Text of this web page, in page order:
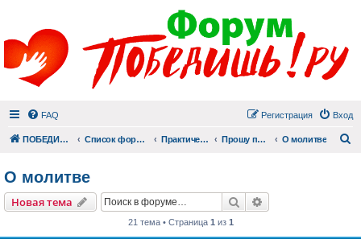
FAQ Вход
Регистрация
ПОБЕДИШЬ.РУ Список форумов Практический раздел Прошу помолиться О молитве
О молитве
Новая тема Поиск
21 тема • Страница 1 из 1